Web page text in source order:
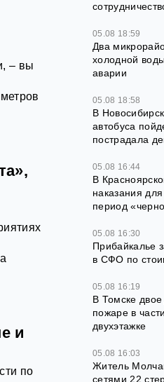
– вы
и
по
05.08 18:59
Два
холодной
аварии
05.08 18:58
В
автобуса
пострадала
05.08 16:44
В
наказания
период
05.08 16:30
Прибайкалье
в СФО по
05.08 16:19
В Томске
пожаре в
двухэтажке
05.08 16:03
Житель
сетями 22